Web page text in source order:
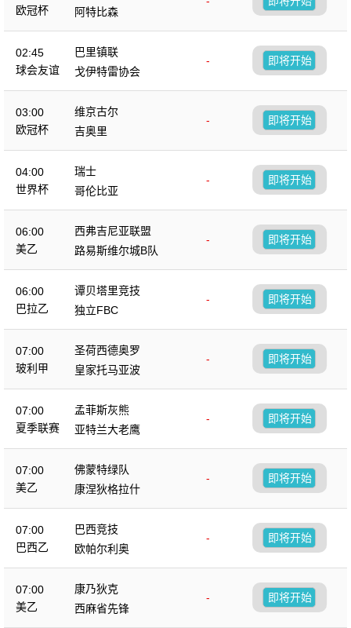
欧冠杯
阿特比森
02:45
球会友谊
巴里镇联
-
戈伊特雷协会
即将开始
03:00
欧冠杯
维京古尔
-
吉奥里
即将开始
04:00
世界杯
瑞士
-
哥伦比亚
即将开始
06:00
美乙
西弗吉尼亚联盟
-
路易斯维尔城B队
即将开始
06:00
巴拉乙
谭贝塔里竞技
-
独立FBC
即将开始
07:00
玻利甲
圣荷西德奥罗
-
皇家托马亚波
即将开始
07:00
夏季联赛
孟菲斯灰熊
-
亚特兰大老鹰
即将开始
07:00
美乙
佛蒙特绿队
-
康涅狄格拉什
即将开始
07:00
巴西乙
巴西竞技
-
欧帕尔利奥
即将开始
07:00
美乙
康乃狄克
-
西麻省先锋
即将开始